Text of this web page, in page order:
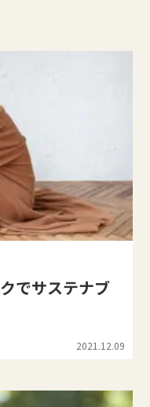
でサステナブ
2021.12.09